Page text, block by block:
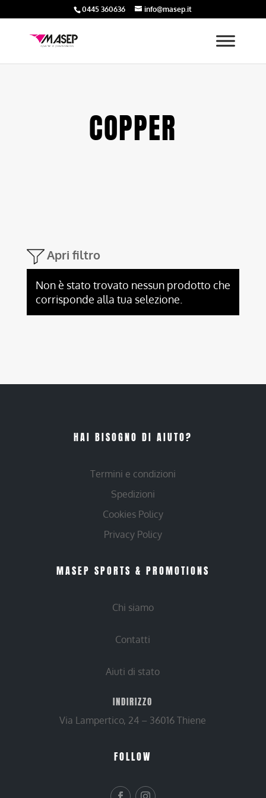
0445 360636 info@masep.it
COPPER
Apri filtro
Non è stato trovato nessun prodotto che
corrisponde alla tua selezione.
HAI BISOGNO DI AIUTO?
Termini e condizioni
Spedizioni
Cookies Policy
Privacy Policy
MASEP SPORTS & PROMOTIONS
Chi siamo
Contatti
Aiuti di stato
INDIRIZZO
Via Lampertico, 24 – 36016 Thiene
FOLLOW